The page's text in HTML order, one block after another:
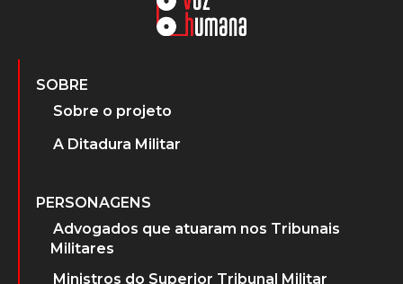
SOBRE
Sobre o projeto
A Ditadura Militar
PERSONAGENS
Advogados que atuaram nos Tribunais
Militares
Ministros do Superior Tribunal Militar